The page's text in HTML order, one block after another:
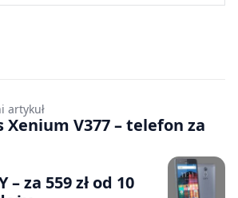
artykuł
Xenium V377 – telefon za
10